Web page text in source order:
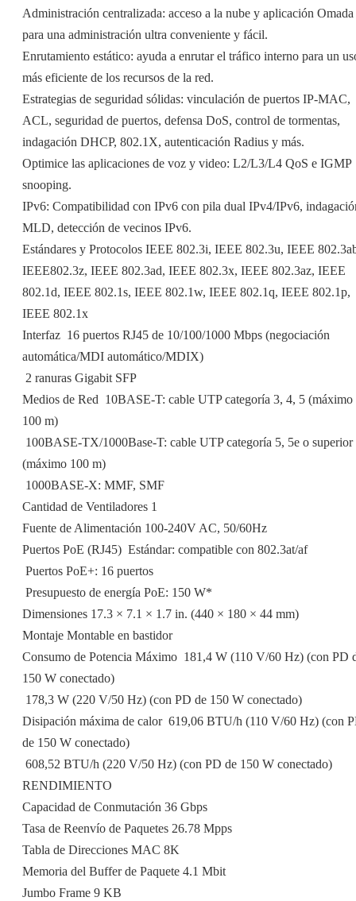
Administración centralizada: acceso a la nube y aplicación Omada
para una administración ultra conveniente y fácil.
Enrutamiento estático: ayuda a enrutar el tráfico interno para un
más eficiente de los recursos de la red.
Estrategias de seguridad sólidas: vinculación de puertos IP-MAC,
ACL, seguridad de puertos, defensa DoS, control de tormentas,
indagación DHCP, 802.1X, autenticación Radius y más.
Optimice las aplicaciones de voz y video: L2/L3/L4 QoS e IGMP
snooping.
IPv6: Compatibilidad con IPv6 con pila dual IPv4/IPv6,
MLD, detección de vecinos IPv6.
Estándares y Protocolos IEEE 802.3i, IEEE 802.3u, IEEE
IEEE802.3z, IEEE 802.3ad, IEEE 802.3x, IEEE 802.3az, IEEE
802.1d, IEEE 802.1s, IEEE 802.1w, IEEE 802.1q, IEEE 802.1p,
IEEE 802.1x
Interfaz  16 puertos RJ45 de 10/100/1000 Mbps (negociación
automática/MDI automático/MDIX)
 2 ranuras Gigabit SFP
Medios de Red  10BASE-T: cable UTP categoría 3, 4, 5 (máximo
100 m)
 100BASE-TX/1000Base-T: cable UTP categoría 5, 5e o superior
(máximo 100 m)
 1000BASE-X: MMF, SMF
Cantidad de Ventiladores 1
Fuente de Alimentación 100-240V AC, 50/60Hz
Puertos PoE (RJ45)  Estándar: compatible con 802.3at/af
 Puertos PoE+: 16 puertos
 Presupuesto de energía PoE: 150 W*
Dimensiones 17.3 × 7.1 × 1.7 in. (440 × 180 × 44 mm)
Montaje Montable en bastidor
Consumo de Potencia Máximo  181,4 W (110 V/60 Hz) (con PD
150 W conectado)
 178,3 W (220 V/50 Hz) (con PD de 150 W conectado)
Disipación máxima de calor  619,06 BTU/h (110 V/60 Hz) (con
de 150 W conectado)
 608,52 BTU/h (220 V/50 Hz) (con PD de 150 W conectado)
RENDIMIENTO
Capacidad de Conmutación 36 Gbps
Tasa de Reenvío de Paquetes 26.78 Mpps
Tabla de Direcciones MAC 8K
Memoria del Buffer de Paquete 4.1 Mbit
Jumbo Frame 9 KB